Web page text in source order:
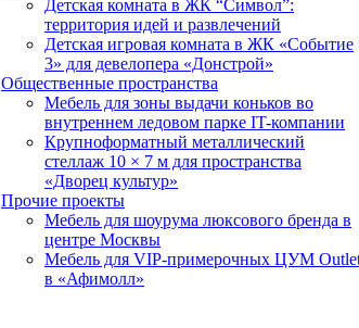
Детская комната в ЖК “Символ”:
территория идей и развлечений
Детская игровая комната в ЖК «Событие
3» для девелопера «Донстрой»
Общественные пространства
Мебель для зоны выдачи коньков во
внутреннем ледовом парке IT-компании
Крупноформатный металлический
стеллаж 10 × 7 м для пространства
«Дворец культур»
Прочие проекты
Мебель для шоурума люксового бренда в
центре Москвы
Мебель для VIP-примерочных ЦУМ
в «Афимолл»